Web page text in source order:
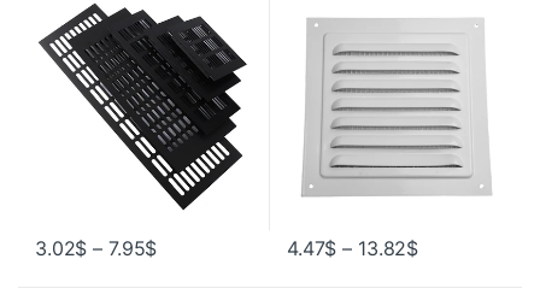
гардероба 150 мм несколько
размеров для шкафов
обувные шкафы аксессуары
для домашней фурнитуры
3.02$ – 7.95$
крышка квадратная
вентиляционная крышка
экрана от насекомых для
оборудования для
обустройства дома
4.47$ – 13.82$